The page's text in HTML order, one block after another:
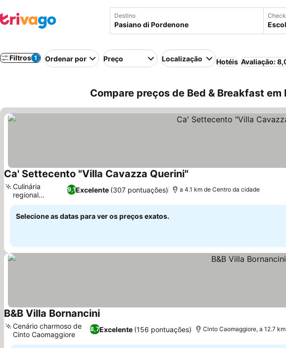
Destino
Filtros 1 Ordenar por Preço Localização Hotéis Avaliação:
Compare preços de Bed & Breakfast em
Ca' Settecento "Villa Cavazza Querini"
9,1Excelente (307 pontuações)
Culinária
regional
autêntica
a 4.1 km de Centro da cidade
Selecione as datas para ver os preços exatos.
B&B Villa BornanciniVer preços
8,7Excelente (156 pontuações)
Cenário charmoso de
Cinto Caomaggiore
Cinto Caomaggiore, a 12.7